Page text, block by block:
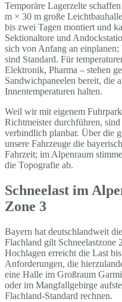
Temporäre Lagerzelte
m × 30 m große
bis zwei Tagen montiert und
Sektionaltore und
sich von Anfang an
sind Standard. Für
Elektronik, Pharma – stehen
Sandwichpaneelen bereit, die
Innentemperaturen halten.
Weil wir mit eigenem
Richtmeister durchführen,
verbindlich planbar. Über die
unsere Fahrzeuge die
Fahrzeit; im Alpenraum
die Topografie ab.
Schneelast im
Zone 3
Bayern hat deutschlandweit
Flachland gilt
Hochlagen erreicht die Last
Anforderungen, die
eine Halle im Großraum
oder im Mangfallgebirge
Flachland-Standard rechnen.